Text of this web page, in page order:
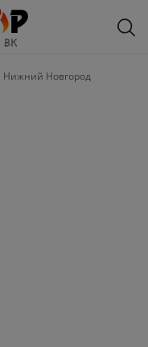
Нижний Новгород